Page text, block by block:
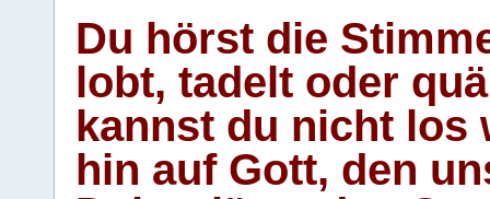
Du hörst die
lobt, tadelt oder
kannst du nicht los
hin auf Gott, den